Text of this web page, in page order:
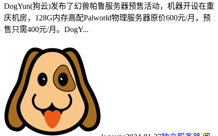
DogYun(狗云)发布了幻兽帕鲁服务器预售活动，机器开设在重
庆机房，128G内存高配Palworld物理服务器原价600元/月，预
售只需400元/月。DogY...